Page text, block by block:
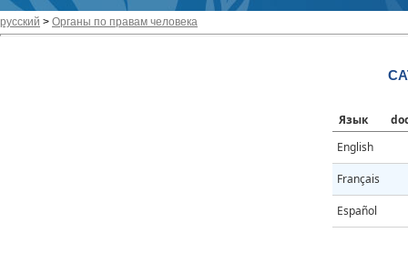
русский > Органы по правам человека
Язык
English
Français
Español